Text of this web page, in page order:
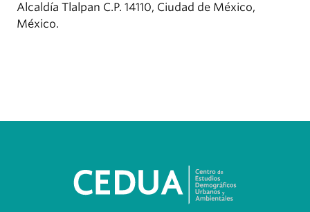
Alcaldía Tlalpan C.P. 14110, Ciudad de México,
México.